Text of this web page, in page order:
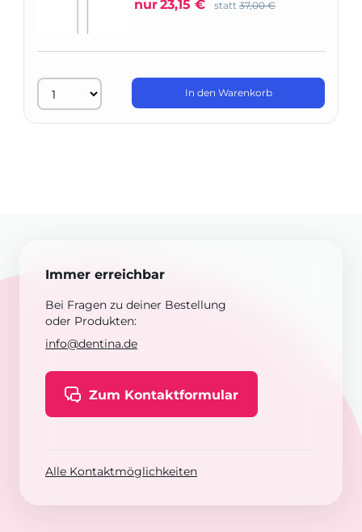
nur23,15 € statt 37,00 €
In den Warenkorb
Immer erreichbar
Bei Fragen zu deiner Bestellung
oder Produkten:
info@dentina.de
Zum Kontaktformular
Alle Kontaktmöglichkeiten